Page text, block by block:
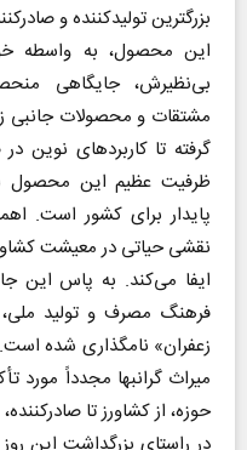
بزرگترین تولیدکننده و
این محصول، به واسطه
بی‌نظیرش، جایگاهی
مشتقات و محصولات جانبی
گرفته تا کاربرد‌های نوین
ظرفیت عظیم این محصول
پایدار برای کشور است.
نقشی حیاتی در معیشت
ایفا می‌کند. به پاس این
فرهنگ مصرف و تولید ملی،
زعفران» نامگذاری شده
میراث گرانبها مجدداً مورد
حوزه، از کشاورز تا